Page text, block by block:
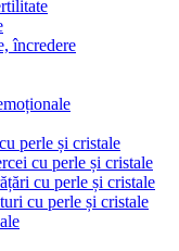
încredere
perle și cristale
cu perle și cristale
cu perle și cristale
cu perle și cristale